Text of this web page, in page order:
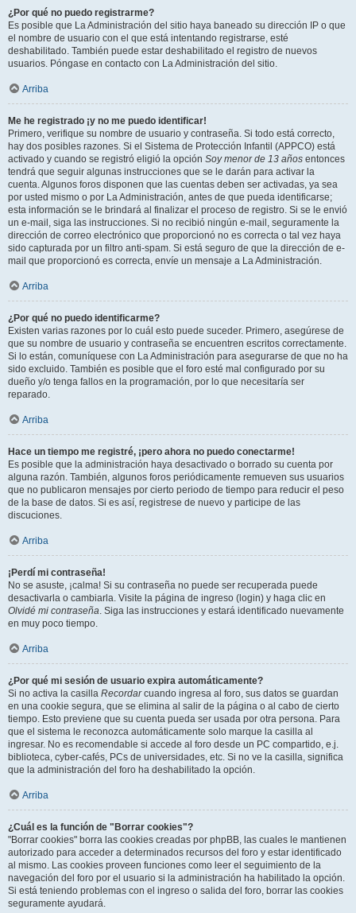
¿Por qué no puedo registrarme?
Es posible que La Administración del sitio haya baneado su dirección IP o que
el nombre de usuario con el que está intentando registrarse, esté
deshabilitado. También puede estar deshabilitado el registro de nuevos
usuarios. Póngase en contacto con La Administración del sitio.
Arriba
Me he registrado ¡y no me puedo identificar!
Primero, verifique su nombre de usuario y contraseña. Si todo está correcto,
hay dos posibles razones. Si el Sistema de Protección Infantil (APPCO) está
activado y cuando se registró eligió la opción Soy menor de 13 años entonces
tendrá que seguir algunas instrucciones que se le darán para activar la
cuenta. Algunos foros disponen que las cuentas deben ser activadas, ya sea
por usted mismo o por La Administración, antes de que pueda identificarse;
esta información se le brindará al finalizar el proceso de registro. Si se le envió
un e-mail, siga las instrucciones. Si no recibió ningún e-mail, seguramente la
dirección de correo electrónico que proporcionó no es correcta o tal vez haya
sido capturada por un filtro anti-spam. Si está seguro de que la dirección de e-
mail que proporcionó es correcta, envíe un mensaje a La Administración.
Arriba
¿Por qué no puedo identificarme?
Existen varias razones por lo cuál esto puede suceder. Primero, asegúrese de
que su nombre de usuario y contraseña se encuentren escritos correctamente.
Si lo están, comuníquese con La Administración para asegurarse de que no ha
sido excluido. También es posible que el foro esté mal configurado por su
dueño y/o tenga fallos en la programación, por lo que necesitaría ser
reparado.
Arriba
Hace un tiempo me registré, ¡pero ahora no puedo conectarme!
Es posible que la administración haya desactivado o borrado su cuenta por
alguna razón. También, algunos foros periódicamente remueven sus usuarios
que no publicaron mensajes por cierto periodo de tiempo para reducir el peso
de la base de datos. Si es así, registrese de nuevo y participe de las
discuciones.
Arriba
¡Perdí mi contraseña!
No se asuste, ¡calma! Si su contraseña no puede ser recuperada puede
desactivarla o cambiarla. Visite la página de ingreso (login) y haga clic en
Olvidé mi contraseña. Siga las instrucciones y estará identificado nuevamente
en muy poco tiempo.
Arriba
¿Por qué mi sesión de usuario expira automáticamente?
Si no activa la casilla Recordarcuando ingresa al foro, sus datos se guardan
en una cookie segura, que se elimina al salir de la página o al cabo de cierto
tiempo. Esto previene que su cuenta pueda ser usada por otra persona. Para
que el sistema le reconozca automáticamente solo marque la casilla al
ingresar. No es recomendable si accede al foro desde un PC compartido, e.j.
biblioteca, cyber-cafés, PCs de universidades, etc. Si no ve la casilla, significa
que la administración del foro ha deshabilitado la opción.
Arriba
¿Cuál es la función de "Borrar cookies"?
"Borrar cookies" borra las cookies creadas por phpBB, las cuales le mantienen
autorizado para acceder a determinados recursos del foro y estar identificado
al mismo. Las cookies proveen funciones como leer el seguimiento de la
navegación del foro por el usuario si la administración ha habilitado la opción.
Si está teniendo problemas con el ingreso o salida del foro, borrar las cookies
seguramente ayudará.